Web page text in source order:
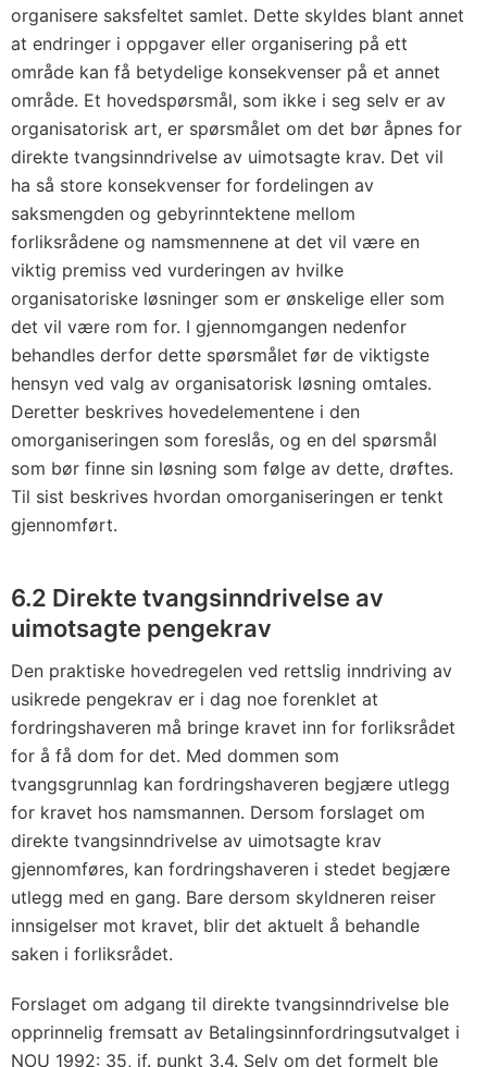
organisere saksfeltet samlet. Dette skyldes blant annet
at endringer i oppgaver eller organisering på ett
område kan få betydelige konsekvenser på et annet
område. Et hovedspørsmål, som ikke i seg selv er av
organisatorisk art, er spørsmålet om det bør åpnes for
direkte tvangsinndrivelse av uimotsagte krav. Det vil
ha så store konsekvenser for fordelingen av
saksmengden og gebyrinntektene mellom
forliksrådene og namsmennene at det vil være en
viktig premiss ved vurderingen av hvilke
organisatoriske løsninger som er ønskelige eller som
det vil være rom for. I gjennomgangen nedenfor
behandles derfor dette spørsmålet før de viktigste
hensyn ved valg av organisatorisk løsning omtales.
Deretter beskrives hovedelementene i den
omorganiseringen som foreslås, og en del spørsmål
som bør finne sin løsning som følge av dette, drøftes.
Til sist beskrives hvordan omorganiseringen er tenkt
gjennomført.
6.2 Direkte tvangsinndrivelse av
uimotsagte pengekrav
Den praktiske hovedregelen ved rettslig inndriving av
usikrede pengekrav er i dag noe forenklet at
fordringshaveren må bringe kravet inn for forliksrådet
for å få dom for det. Med dommen som
tvangsgrunnlag kan fordringshaveren begjære utlegg
for kravet hos namsmannen. Dersom forslaget om
direkte tvangsinndrivelse av uimotsagte krav
gjennomføres, kan fordringshaveren i stedet begjære
utlegg med en gang. Bare dersom skyldneren reiser
innsigelser mot kravet, blir det aktuelt å behandle
saken i forliksrådet.
Forslaget om adgang til direkte tvangsinndrivelse ble
opprinnelig fremsatt av Betalingsinnfordringsutvalget i
NOU 1992: 35, jf. punkt 3.4. Selv om det formelt ble